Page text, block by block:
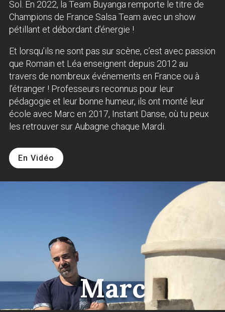
Sol. En 2022, la Team Buyanga remporte le titre de
Champions de France Salsa Team avec un show
pétillant et débordant d’énergie !
Et lorsqu’ils ne sont pas sur scène, c’est avec passion
que Romain et Léa enseignent depuis 2012 au
travers de nombreux événements en France ou à
l’étranger ! Professeurs reconnus pour leur
pédagogie et leur bonne humeur, ils ont monté leur
école avec Marc en 2017, Instant Danse, où tu peux
les retrouver sur Aubagne chaque Mardi.
En Vidéo
Marc